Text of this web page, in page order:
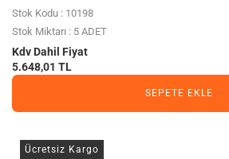
Stok Kodu : 10198
Stok Miktarı : 5 ADET
Kdv Dahil Fiyat
5.648,01 TL
SEPETE EKLE
Ücretsiz Kargo